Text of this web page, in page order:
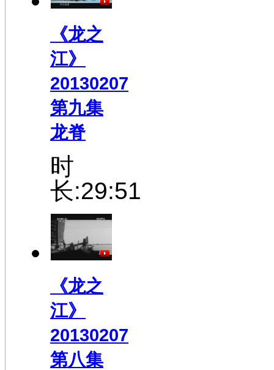
《龙之
江》
20130207
第九集
龙脊
时
长:29:51
《龙之
江》
20130207
第八集